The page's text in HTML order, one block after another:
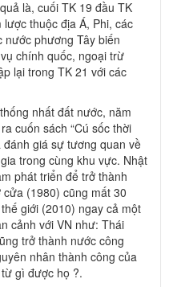
là, cuối TK 19 đầu TK
thuộc địa Á, Phi, các
nước phương Tây biến
chính quốc, ngoại trừ
lại trong TK 21 với các
nhất đất nước, năm
cuốn sách “Cú sốc thời
đánh giá sự tương quan về
trong cùng khu vực. Nhật
phát triển để trở thành
(1980) cũng mất 30
giới (2010) ngay cả một
cảnh với VN như: Thái
trở thành nước công
nhân thành công của
gì được họ ?.